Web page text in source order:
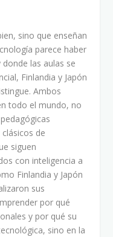
sino que enseñan
parece haber
las aulas se
Finlandia y Japón
Ambos
todo el mundo, no
de
siguen
con inteligencia a
Finlandia y Japón
sus
por qué
y por qué su
sino en la